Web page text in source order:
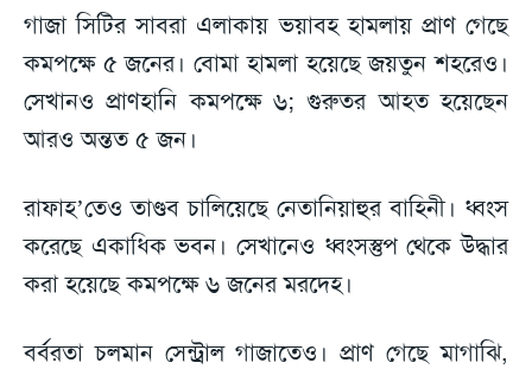
গাজা সিটির সাবরা এলাকায় ভয়াবহ হামলায় প্রাণ গেছে
কমপক্ষে ৫ জনের। বোমা হামলা হয়েছে জয়তুন শহরেও।
সেখানও প্রাণহানি কমপক্ষে ৬; গুরুতর আহত হয়েছেন
আরও অন্তত ৫ জন।
রাফাহ’তেও তাণ্ডব চালিয়েছে নেতানিয়াহুর বাহিনী। ধ্বংস
করেছে একাধিক ভবন। সেখানেও ধ্বংসস্তুপ থেকে উদ্ধার
করা হয়েছে কমপক্ষে ৬ জনের মরদেহ।
বর্বরতা চলমান সেন্ট্রাল গাজাতেও। প্রাণ গেছে মাগাঝি,